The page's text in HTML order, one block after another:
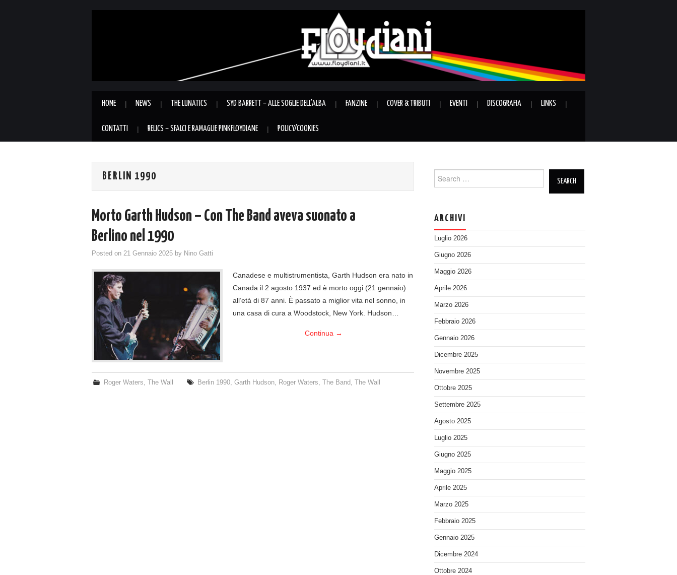
HOME NEWS THE LUNATICS SYD BARRETT – ALLE SOGLIE DELL’ALBA FANZINE COVER & TRIBUTI EVENTI DISCOGRAFIA LINKS
CONTATTI RELICS – SFALCI E RAMAGLIE PINKFLOYDIANE POLICY/COOKIES
BERLIN 1990
Morto Garth Hudson – Con The Band aveva suonato a
Berlino nel 1990
Posted on 21 Gennaio 2025 by Nino Gatti
Canadese e multistrumentista, Garth Hudson era nato in
Canada il 2 agosto 1937 ed è morto oggi (21 gennaio)
all’età di 87 anni. È passato a miglior vita nel sonno, in
una casa di cura a Woodstock, New York. Hudson…
Continua →
Roger Waters ,The Wall Berlin 1990 ,Garth Hudson Roger Waters ,The Band ,The Wall
for:
ARCHIVI
Luglio 2026
Giugno 2026
Maggio 2026
Aprile 2026
Marzo 2026
Febbraio 2026
Gennaio 2026
Dicembre 2025
Novembre 2025
Ottobre 2025
Settembre 2025
Agosto 2025
Luglio 2025
Giugno 2025
Maggio 2025
Aprile 2025
Marzo 2025
Febbraio 2025
Gennaio 2025
Dicembre 2024
Ottobre 2024